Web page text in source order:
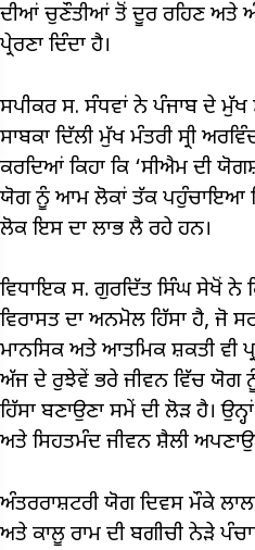
ਦੀਆਂ ਚੁਣੌਤੀਆਂ ਤੋਂ ਦੂਰ ਰਹਿਣ ਅਤੇ
ਪ੍ਰੇਰਣਾ ਦਿੰਦਾ ਹੈ।
ਸਪੀਕਰ ਸ. ਸੰਧਵਾਂ ਨੇ ਪੰਜਾਬ ਦੇ
ਸਾਬਕਾ ਦਿੱਲੀ ਮੁੱਖ ਮੰਤਰੀ ਸ੍ਰੀ
ਕਰਦਿਆਂ ਕਿਹਾ ਕਿ ‘ਸੀਐਮ ਦੀ
ਯੋਗ ਨੂੰ ਆਮ ਲੋਕਾਂ ਤੱਕ ਪਹੁੰਚਾਇਆ
ਲੋਕ ਇਸ ਦਾ ਲਾਭ ਲੈ ਰਹੇ ਹਨ।
ਵਿਧਾਇਕ ਸ. ਗੁਰਦਿੱਤ ਸਿੰਘ ਸੇਖੋਂ ਨੇ
ਵਿਰਾਸਤ ਦਾ ਅਨਮੋਲ ਹਿੱਸਾ ਹੈ, ਜੋ
ਮਾਨਸਿਕ ਅਤੇ ਆਤਮਿਕ ਸ਼ਕਤੀ ਵੀ
ਅੱਜ ਦੇ ਰੁਝੇਵੇਂ ਭਰੇ ਜੀਵਨ ਵਿੱਚ ਯੋਗ
ਹਿੱਸਾ ਬਣਾਉਣਾ ਸਮੇਂ ਦੀ ਲੋੜ ਹੈ।
ਅਤੇ ਸਿਹਤਮੰਦ ਜੀਵਨ ਸ਼ੈਲੀ
ਅੰਤਰਰਾਸ਼ਟਰੀ ਯੋਗ ਦਿਵਸ ਮੌਕੇ
ਅਤੇ ਕਾਲੂ ਰਾਮ ਦੀ ਬਗੀਚੀ ਨੇੜੇ